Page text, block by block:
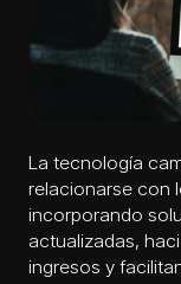
La tecnología
relacionarse con
incorporando
actualizadas,
ingresos y